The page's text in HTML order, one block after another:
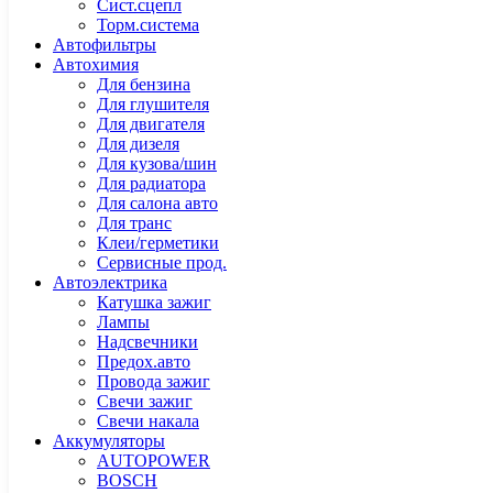
Сист.сцепл
Торм.система
Автофильтры
Автохимия
Для бензина
Для глушителя
Для двигателя
Для дизеля
Для кузова/шин
Для радиатора
Для салона авто
Для транс
Клеи/герметики
Сервисные прод.
Автоэлектрика
Катушка зажиг
Лампы
Надсвечники
Предох.авто
Провода зажиг
Свечи зажиг
Свечи накала
Аккумуляторы
AUTOPOWER
BOSCH